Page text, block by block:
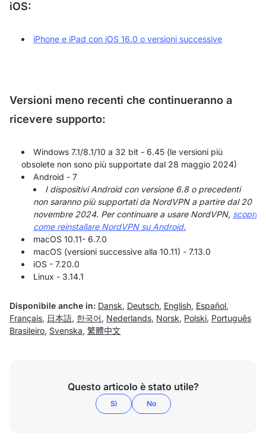
iOS:
iPhone e iPad con iOS 16.0 o versioni successive
Versioni meno recenti che continueranno a
ricevere supporto:
Windows 7.1/8.1/10 a 32 bit - 6.45 (le versioni più
obsolete non sono più supportate dal 28 maggio 2024)
Android - 7
I dispositivi Android con versione 6.8 o precedenti
non saranno più supportati da NordVPN a partire dal 20
novembre 2024. Per continuare a usare NordVPN, scopri
come reinstallare NordVPN su Android.
macOS 10.11- 6.7.0
macOS (versioni successive alla 10.11) - 7.13.0
iOS - 7.20.0
Linux - 3.14.1
Disponibile anche in: Dansk, Deutsch, English, Español,
Français, 日本語, 한국어 , Nederlands, Norsk, Polski, Português
Brasileiro, Svenska, 繁體中文
Questo articolo è stato utile?
Sì No